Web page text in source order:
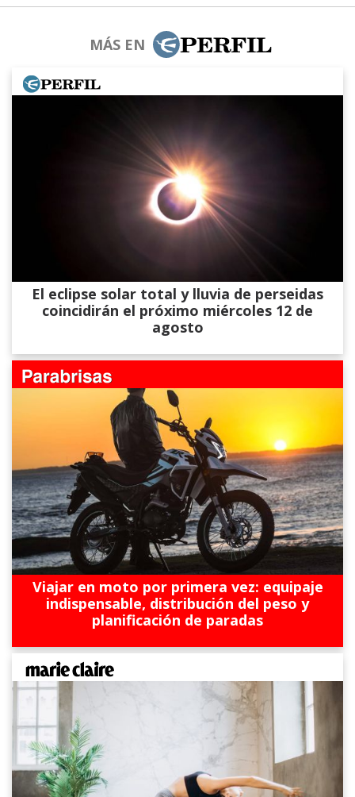
MÁS EN
El eclipse solar total y lluvia de perseidas
coincidirán el próximo miércoles 12 de
agosto
Viajar en moto por primera vez: equipaje
indispensable, distribución del peso y
planificación de paradas